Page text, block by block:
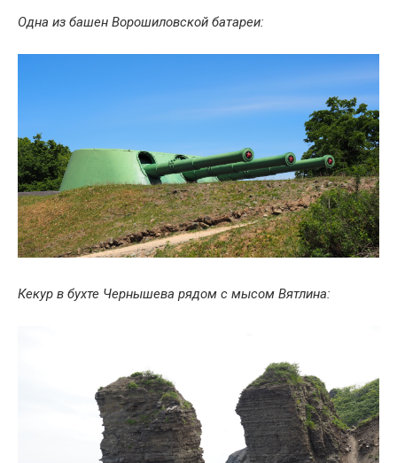
Одна из башен Ворошиловской батареи:
Кекур в бухте Чернышева рядом с мысом Вятлина: